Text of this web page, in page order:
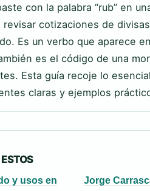
con la palabra “rub” en
revisar cotizaciones de
Es un verbo que aparece
es el código de una
Esta guía recoje lo
claras y ejemplos
y usos en
Jorge